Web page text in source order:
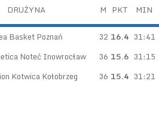
DRUŻYNA M PKT MIN
Basket Poznań 32 16.4 31:41
Noteć Inowrocław 36 15.6 31:15
Kotwica Kołobrzeg 36 15.4 31:21